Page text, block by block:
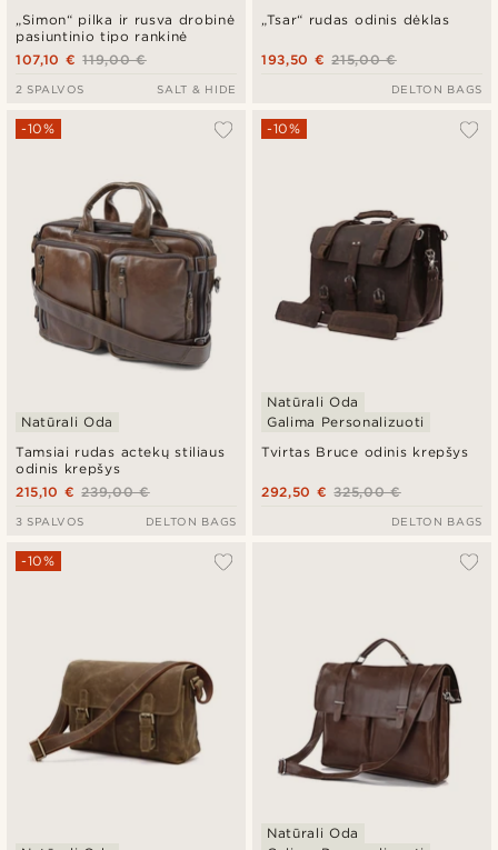
„Simon“ pilka ir rusva drobinė
pasiuntinio tipo rankinė
119,00 €
107,10 €
2 SPALVOS SALT & HIDE
„Tsar“ rudas odinis dėklas
215,00 €
193,50 €
DELTON BAGS
Tamsiai rudas actekų stiliaus
odinis krepšys
-10%
Natūrali Oda
239,00 €
215,10 €
3 SPALVOS DELTON BAGS
Tvirtas Bruce odinis krepšys
-10%
Natūrali Oda
Galima Personalizuoti
325,00 €
292,50 €
DELTON BAGS
-10%
Natūrali Oda